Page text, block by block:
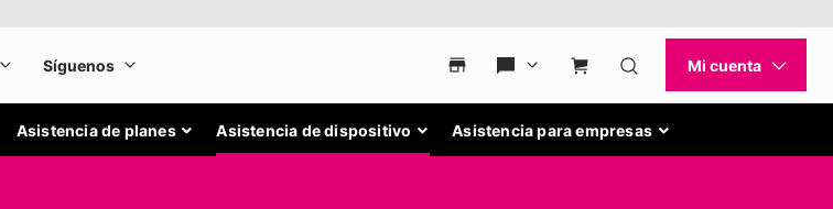
Asistencia de planes Asistencia de dispositivo Asistencia para empresas